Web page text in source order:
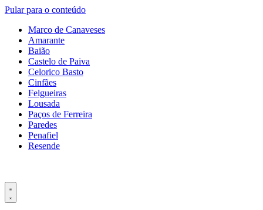
Pular para o conteúdo
Marco de Canaveses
Amarante
Baião
Castelo de Paiva
Celorico Basto
Cinfães
Felgueiras
Lousada
Paços de Ferreira
Paredes
Penafiel
Resende